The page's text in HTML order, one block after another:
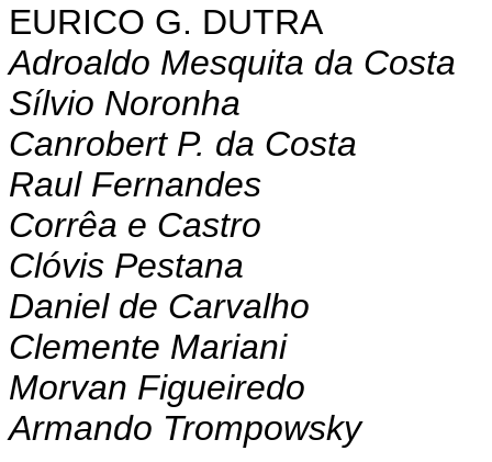
EURICO G. DUTRA
Adroaldo Mesquita da Costa
Sílvio Noronha
Canrobert P. da Costa
Raul Fernandes
Corrêa e Castro
Clóvis Pestana
Daniel de Carvalho
Clemente Mariani
Morvan Figueiredo
Armando Trompowsky